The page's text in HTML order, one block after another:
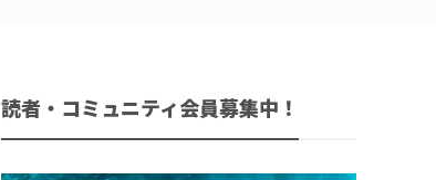
読者・コミュニティ会員募集中！